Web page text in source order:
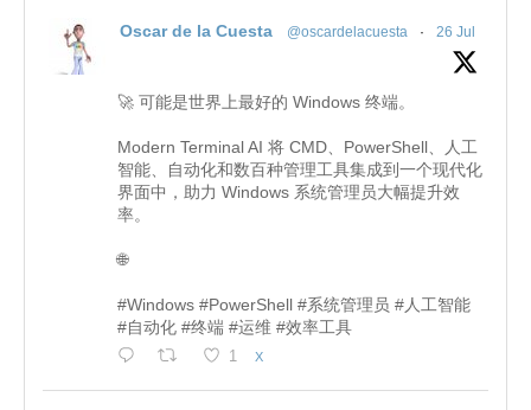
Oscar de la Cuesta @oscardelacuesta · 26 Jul
🚀 可能是世界上最好的 Windows 终端。
Modern Terminal AI 将 CMD、PowerShell、人工
智能、自动化和数百种管理工具集成到一个现代化
界面中，助力 Windows 系统管理员大幅提升效
率。
🌐
#Windows #PowerShell #系统管理员 #人工智能
#自动化 #终端 #运维 #效率工具
1 X